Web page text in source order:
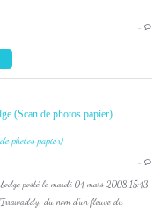
(Scan de photos papier)
posté le mardi 04 mars 2008 15:43
du nom d'un fleuve du